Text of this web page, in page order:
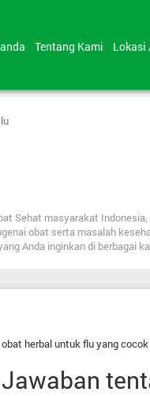
Tentang Kami Lokasi
Sehat masyarakat
obat serta masalah
Anda inginkan di
obat herbal untuk flu yang
Jawaban